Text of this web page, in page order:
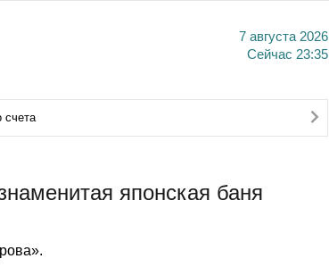
7 августа 2026
Сейчас 23:35
счета
японская баня